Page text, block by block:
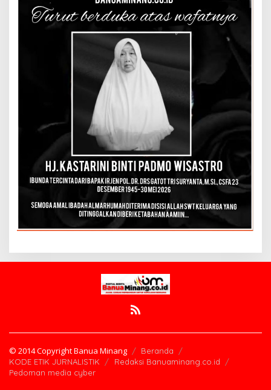
© 2014 Copyright Banua Minang
Beranda
KODE ETIK JURNALISTIK
Redaksi Banuaminang.co.id
Pedoman media cyber